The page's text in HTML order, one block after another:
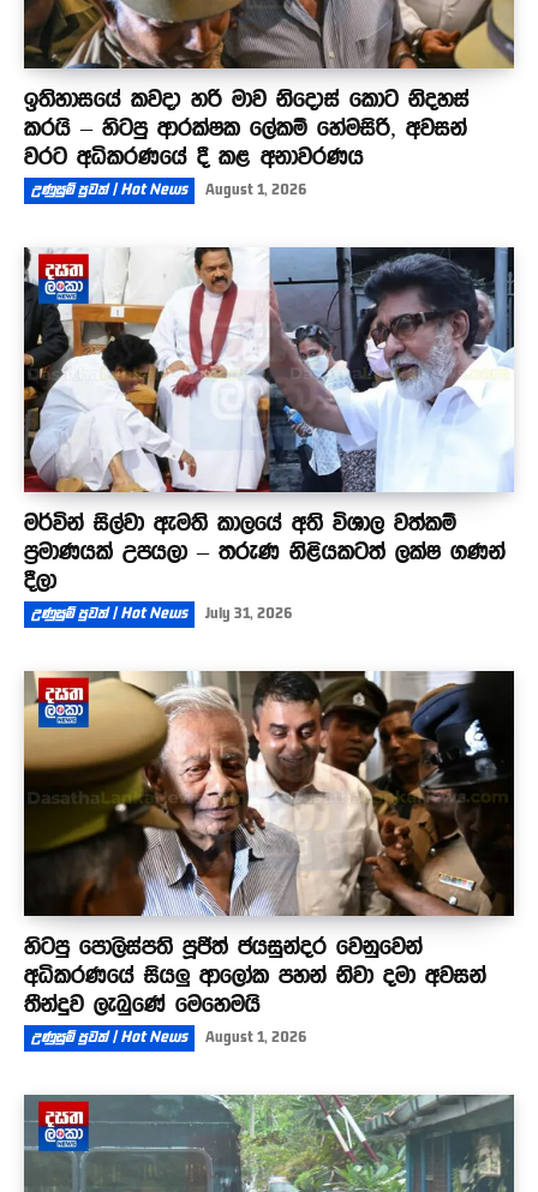
ඉතිහාසයේ කවදා හරි මාව නිදොස් කොට නිදහස්
කරයි – හිටපු ආරක්ෂක ලේකම් හේමසිරි, අවසන්
වරට අධිකරණයේ දී කළ අනාවරණය
උණුසුම් පුවත් | Hot News August 1, 2026
මර්වින් සිල්වා ඇමති කාලයේ අති විශාල වත්කම්
ප්‍රමාණයක් උපයලා – තරුණ නිළියකටත් ලක්ෂ ගණන්
දීලා
උණුසුම් පුවත් | Hot News July 31, 2026
හිටපු පොලිස්පති පූජිත් ජයසුන්දර වෙනුවෙන්
අධිකරණයේ සියලු ආලෝක පහන් නිවා දමා අවසන්
තීන්දුව ලැබුණේ මෙහෙමයි
උණුසුම් පුවත් | Hot News August 1, 2026